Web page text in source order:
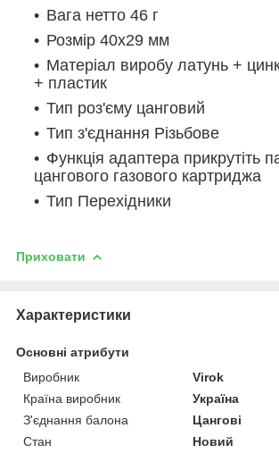
Вага нетто 46 г
Розмір 40x29 мм
Матеріал виробу латунь +
+ пластик
Тип роз'єму цанговий
Тип з'єднання Різьбове
Функція адаптера прикрутіть
цангового газового картриджа
Тип Перехідники
Приховати
Характеристики
Основні атрибути
Виробник
Virok
Країна виробник
Україна
З'єднання балона
Цангові
Стан
Новий